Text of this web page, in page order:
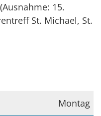
15.
St. Michael, St.
Montag